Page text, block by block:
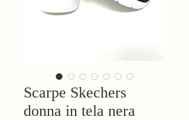
Scarpe Skechers
donna in tela nera